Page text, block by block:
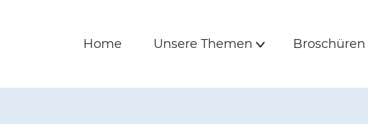
und Freunde |
Hauptmenü
Home
Home Unsere Themen
Unsere Themen Broschüren
Broschüren